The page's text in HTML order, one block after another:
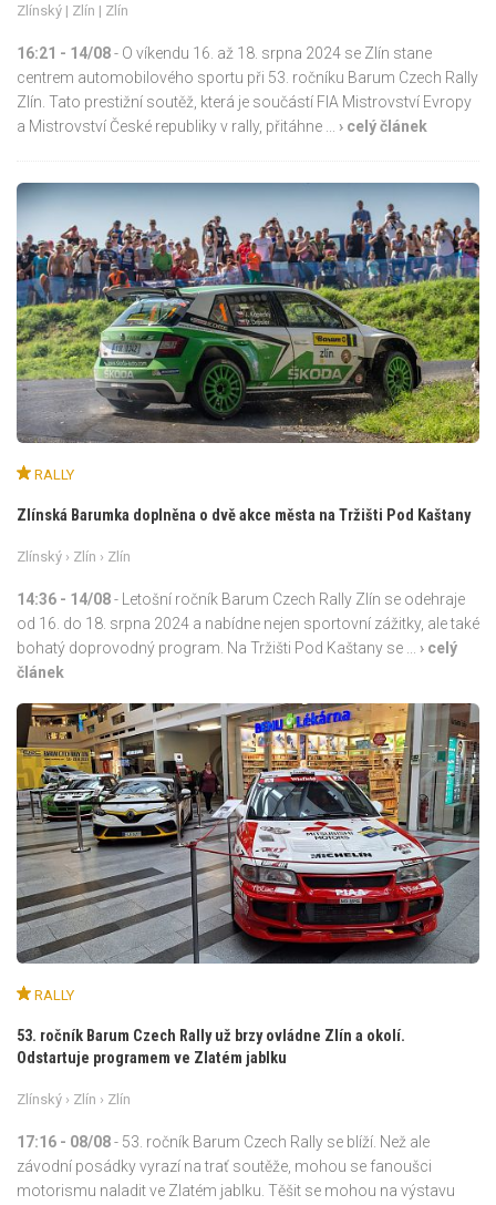
Zlínský | Zlín | Zlín
16:21 - 14/08- O víkendu 16. až 18. srpna 2024 se Zlín stane
centrem automobilového sportu při 53. ročníku Barum Czech Rally
Zlín. Tato prestižní soutěž, která je součástí FIA Mistrovství Evropy
a Mistrovství České republiky v rally, přitáhne ... › celý článek
RALLY
Zlínská Barumka doplněna o dvě akce města na Tržišti Pod Kaštany
Zlínský › Zlín › Zlín
14:36 - 14/08- Letošní ročník Barum Czech Rally Zlín se odehraje
od 16. do 18. srpna 2024 a nabídne nejen sportovní zážitky, ale také
bohatý doprovodný program. Na Tržišti Pod Kaštany se ... › celý
článek
RALLY
53. ročník Barum Czech Rally už brzy ovládne Zlín a okolí.
Odstartuje programem ve Zlatém jablku
Zlínský › Zlín › Zlín
17:16 - 08/08- 53. ročník Barum Czech Rally se blíží. Než ale
závodní posádky vyrazí na trať soutěže, mohou se fanoušci
motorismu naladit ve Zlatém jablku. Těšit se mohou na výstavu